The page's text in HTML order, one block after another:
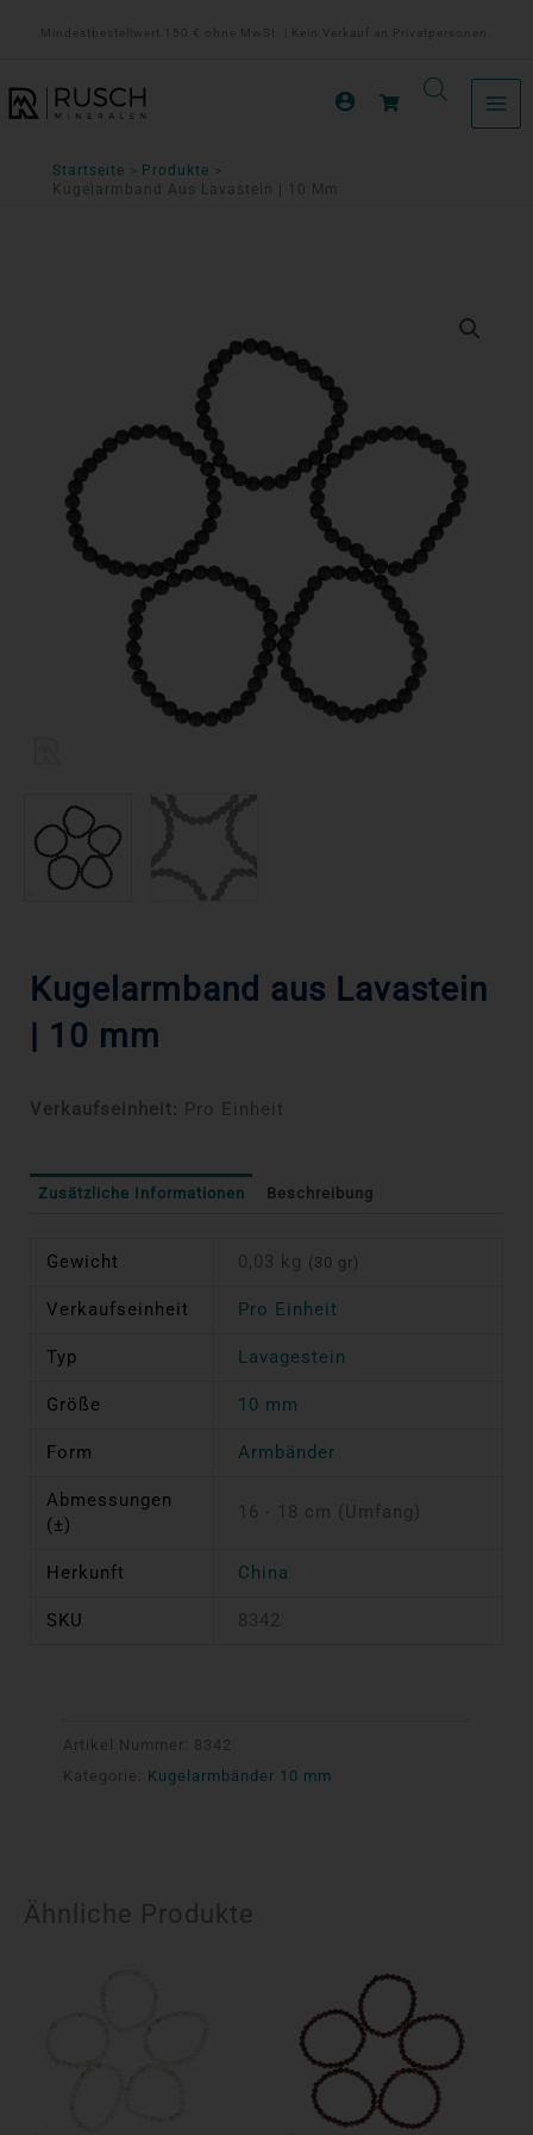
Mindestbestellwert 150 € ohne MwSt. | Kein Verkauf an Privatpersonen.
Startseite
Produkte
Kugelarmband Aus Lavastein | 10 Mm
Kugelarmband aus Lavastein
| 10 mm
Verkaufseinheit: Pro Einheit
Zusätzliche Informationen Beschreibung
Gewicht 0,03 kg (30 gr)
Verkaufseinheit Pro Einheit
Typ Lavagestein
Größe 10 mm
Form Armbänder
Abmessungen
(±)
16 - 18 cm (Umfang)
Herkunft China
SKU 8342
Artikel Nummer: 8342
Kategorie:
Kugelarmbänder 10 mm
Ähnliche Produkte